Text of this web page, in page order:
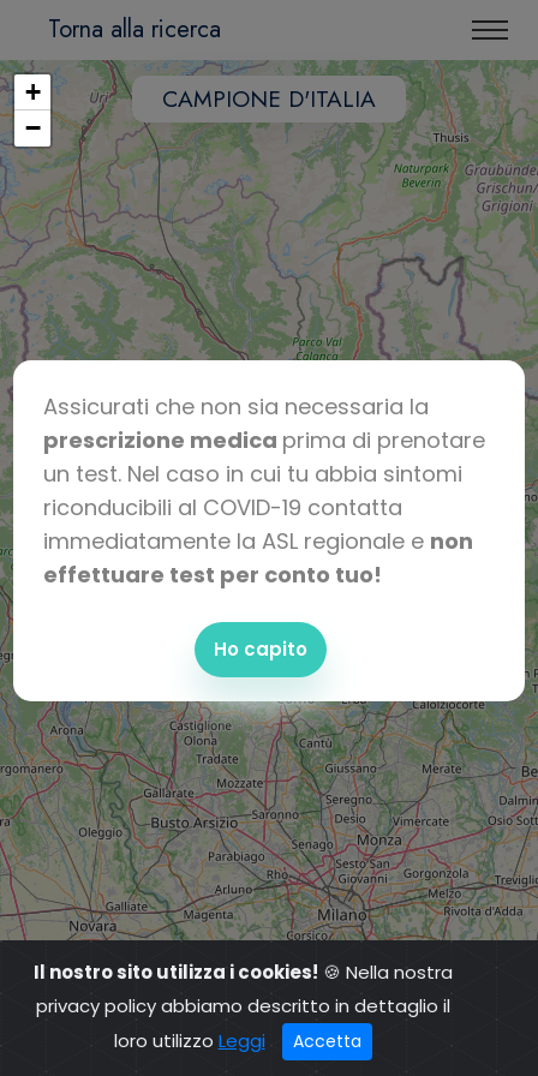
Assicurati che non sia necessaria la
prescrizione medica prima di prenotare
un test. Nel caso in cui tu abbia sintomi
riconducibili al COVID-19 contatta
immediatamente la ASL regionale e non
effettuare test per conto tuo!
Ho capito
Torna alla ricerca
CAMPIONE D'ITALIA
+
−
Il nostro sito utilizza i cookies! 🍪 Nella nostra
privacy policy abbiamo descritto in dettaglio il
loro utilizzo Leggi Accetta